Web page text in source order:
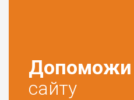
Допоможи
сайту